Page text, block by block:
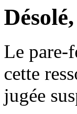
Le pare-
cette
jugée